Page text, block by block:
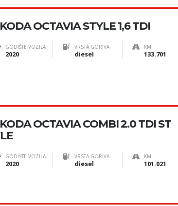
OCTAVIA STYLE 1,6 TDI
GODIŠTE VOZILA
2020
VRSTA GORIVA
diesel
KM
133.701
OCTAVIA COMBI 2.0 TDI ST
GODIŠTE VOZILA
2020
VRSTA GORIVA
diesel
KM
101.021